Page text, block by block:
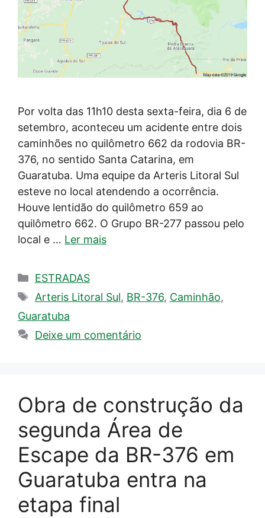
Por volta das 11h10 desta sexta-feira, dia 6 de
setembro, aconteceu um acidente entre dois
caminhões no quilômetro 662 da rodovia BR-
376, no sentido Santa Catarina, em
Guaratuba. Uma equipe da Arteris Litoral Sul
esteve no local atendendo a ocorrência.
Houve lentidão do quilômetro 659 ao
quilômetro 662. O Grupo BR-277 passou pelo
local e … Ler mais
Categorias
ESTRADAS
Tags
Arteris Litoral Sul, BR-376, Caminhão,
Guaratuba
Deixe um comentário
Obra de construção da
segunda Área de
Escape da BR-376 em
Guaratuba entra na
etapa final